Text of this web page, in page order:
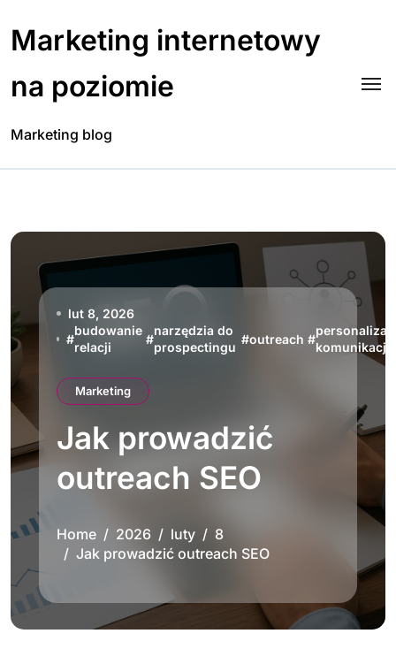
content
Marketing internetowy
na poziomie
Marketing blog
lut 8, 2026
#
budowanie
relacji
#
narzędzia do
prospectingu
#outreach #
komunikacji
Marketing
Jak prowadzić
outreach SEO
Home 2026 luty
8
Jak prowadzić outreach SEO